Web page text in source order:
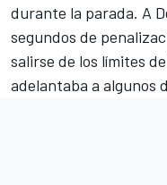
durante la parada. A
segundos de
salirse de los límites
adelantaba a algunos